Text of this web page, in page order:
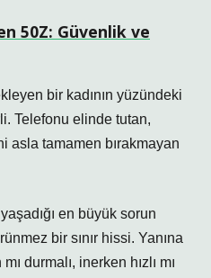
50Z: Güvenlik ve
bir kadının yüzündeki
Telefonu elinde tutan,
asla tamamen bırakmayan
en büyük sorun
bir sınır hissi. Yanına
durmalı, inerken hızlı mı